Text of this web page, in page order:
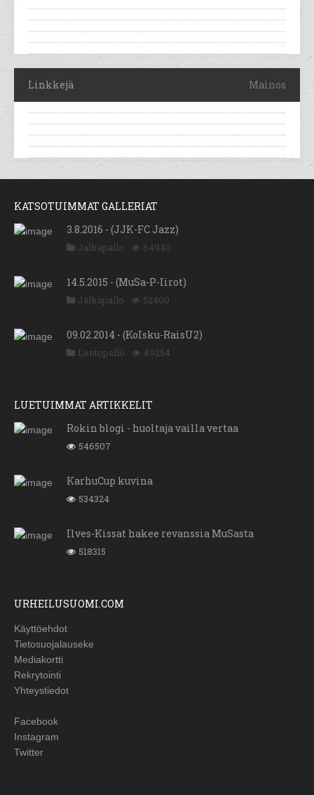
Linkkejä Mainos
KATSOTUIMMAT GALLERIAT
3.8.2016 - (JJK-FC Jazz)
Jalkapallo 64940
14.5.2015 - (MuSa-P-Iirot)
Jalkapallo 52400
09.02.2014 - (KoIsku-RaisU2)
Lentopallo 49254
LUETUIMMAT ARTIKKELIT
Rokin blogi - huoltaja vailla vertaa
546507
KarhuCup kuvina
534324
Ilves-Kissat hakee revanssia MuSasta
518315
URHEILUSUOMI.COM
Käyttöehdot
Tietosuojalauseke
Mediakortti
Rekrytointi
Yhteystiedot
Facebook
Instagram
Twitter